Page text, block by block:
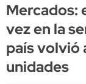
Mercados:
vez en la
país volvió
unidades